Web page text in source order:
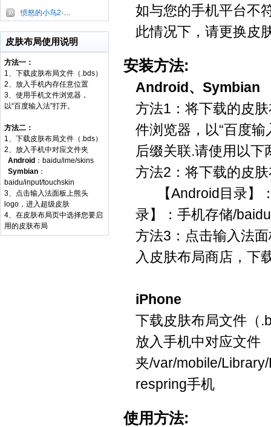
愤怒的小鸟2-蓝弟弟
皮肤布局使用说明
方法一：
1、下载皮肤布局文件（.bds）
2、放入手机内存任意位置
3、使用手机文件浏览器，
以“百度输入法”打开。
方法二：
1、下载皮肤布局文件（.bds）
2、放入手机中对应文件夹
Android ：baidu/ime/skins
Symbian ：
baidu/input/touchskin
3、点击输入法面板上熊头
logo，进入超级皮肤
4、在皮肤布局页中选择您要启
用的皮肤布局
如与您的手机平台不
此情况下，请更换皮
安装方法:
Android、Symbian
方法1：将下载的皮
件浏览器，以“百度
后缀关联.请使用以下
方法2：将下载的皮
【Android目录】
录】：手机存储/
方法3：点击输入法
入皮肤布局商店，下
iPhone
下载皮肤布局文件（
放入手机中对应文件
夹/var/mobile/
respring手机
使用方法: